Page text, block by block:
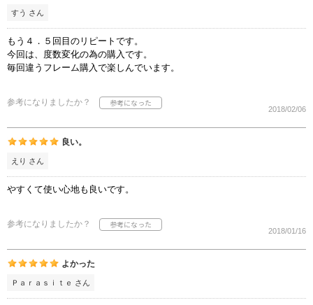
すう さん
もう４．５回目のリピートです。
今回は、度数変化の為の購入です。
毎回違うフレーム購入で楽しんでいます。
参考になりましたか？
2018/02/06
良い。
えり さん
やすくて使い心地も良いです。
参考になりましたか？
2018/01/16
よかった
Ｐａｒａｓｉｔｅ さん